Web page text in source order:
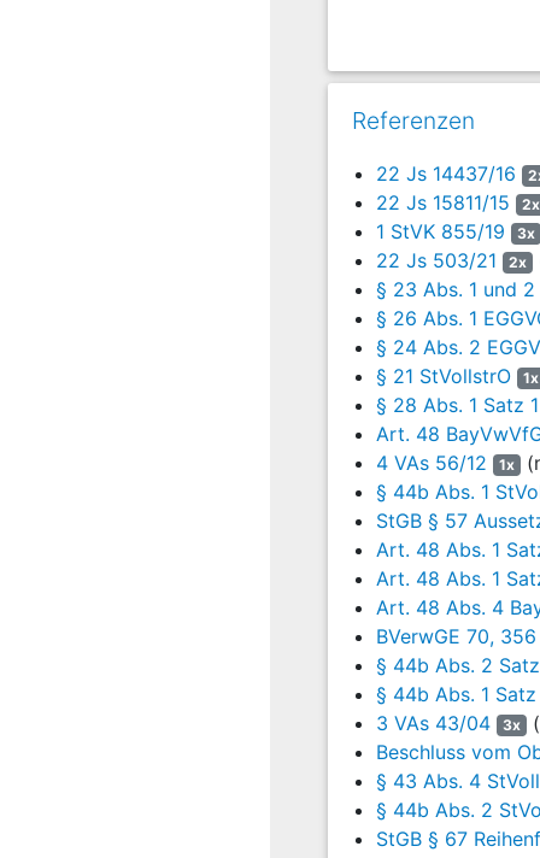
04.08.2021
widerrufenen Strafen
Entsprechend dieser
Mit Verfügung vom
dahingehend zu
Wege des
Gesamtfreiheitsstrafe
sollten.
Mit Schreiben vom
Therapie nicht
Mit Verfügung vom
Unterbringung in einer
zwei Jahren sowie des
werde und erst nach
dem Urteil des
Mit Schreiben seines
23.05.2023 nicht abhalf.
Mit Bescheid vom
Verurteilten vom
Mit Schreiben seines
gerichtliche
Generalstaatsanwalts in
Die
als unbegründet zu
Referenzen
22 Js 14437/16
22 Js 15811/15
2x
1 StVK 855/19
3x
22 Js 503/21
2x
§ 23 Abs. 1 und 2
§ 26 Abs. 1
§ 24 Abs. 2
§ 21 StVollstrO
1x
§ 28 Abs. 1 Satz
Art. 48
4 VAs 56/12
1x
§ 44b Abs. 1
StGB § 57
Art. 48 Abs. 1
Art. 48 Abs. 1
Art. 48 Abs. 4
BVerwGE 70, 356
§ 44b Abs. 2
§ 44b Abs. 1
3 VAs 43/04
3x
Beschluss vom
§ 43 Abs. 4
§ 44b Abs. 2
StGB § 67